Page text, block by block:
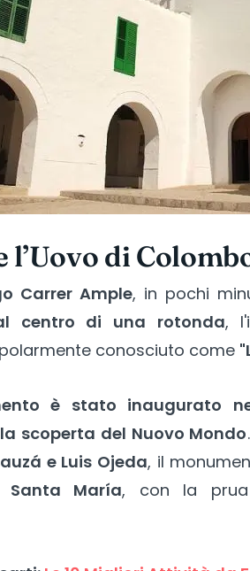
l’Uovo di
Carrer Ample, in pochi
centro di una rotonda,
conosciuto come
è stato inaugurato
scoperta del Nuovo Mondo
e Luis Ojeda, il
Santa María, con la prua